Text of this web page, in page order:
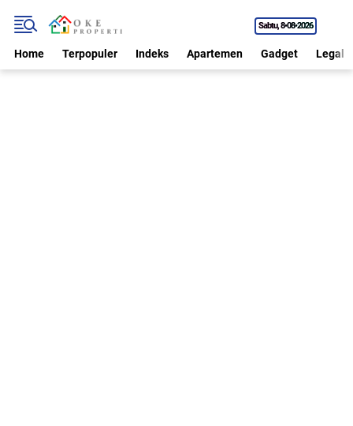
Sabtu 8•08•2026
Home Terpopuler Indeks Apartemen Gadget Legal